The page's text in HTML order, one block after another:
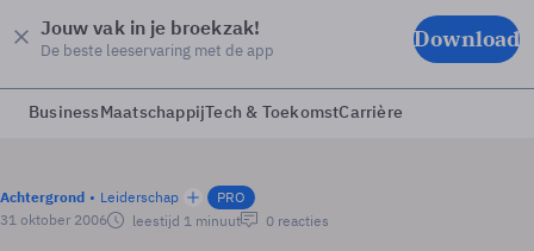
Jouw vak in je broekzak!
De beste leeservaring met de app Download
BusinessMaatschappijTech & ToekomstCarrière
Achtergrond Leiderschap
PRO
31 oktober 2006
leestijd 1 minuut 0 reacties